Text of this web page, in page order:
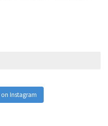
Instagram